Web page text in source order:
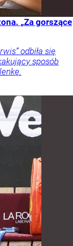
„Za gorszące
odbiła się
sposób